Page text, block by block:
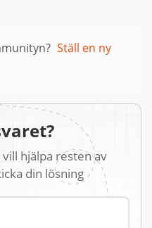
Ställ en ny
hjälpa resten av
din lösning